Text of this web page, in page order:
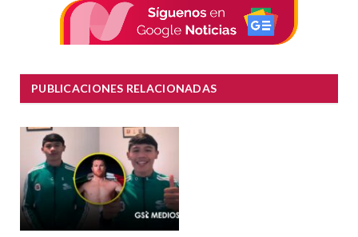
PUBLICACIONES RELACIONADAS